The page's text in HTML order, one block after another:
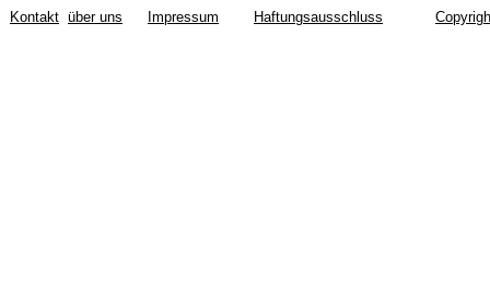
Kontakt über uns Impressum Haftungsausschluss